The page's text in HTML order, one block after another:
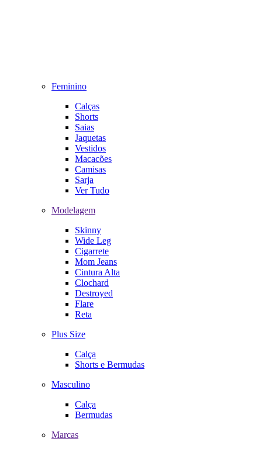
Feminino
Calças
Shorts
Saias
Jaquetas
Vestidos
Macacões
Camisas
Sarja
Ver Tudo
Modelagem
Skinny
Wide Leg
Cigarrete
Mom Jeans
Cintura Alta
Clochard
Destroyed
Flare
Reta
Plus Size
Calça
Shorts e Bermudas
Masculino
Calça
Bermudas
Marcas